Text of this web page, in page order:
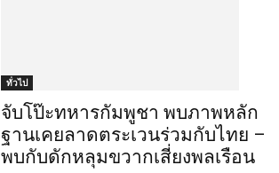
ทั่วไป
จับโป๊ะทหารกัมพูชา พบภาพหลัก
ฐานเคยลาดตระเวนร่วมกับไทย –
พบกับดักหลุมขวากเสี่ยงพลเรือน